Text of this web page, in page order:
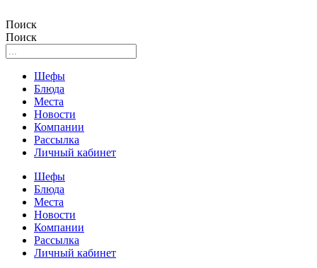
Поиск
Поиск
Шефы
Блюда
Места
Новости
Компании
Рассылка
Личный кабинет
Шефы
Блюда
Места
Новости
Компании
Рассылка
Личный кабинет